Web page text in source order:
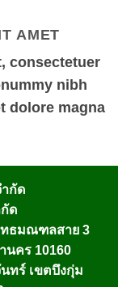
AMET
consectetuer
nibh
dolore magna
กัด
ด
ทธมณฑลสาย 3
นคร 10160
ทร์ เขตบึงกุ่ม